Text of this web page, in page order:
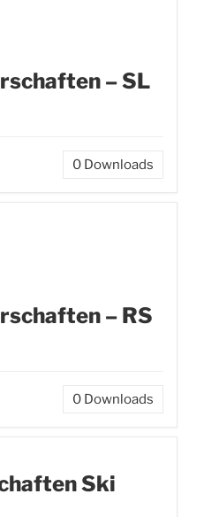
– SL
0 Downloads
– RS
0 Downloads
Ski